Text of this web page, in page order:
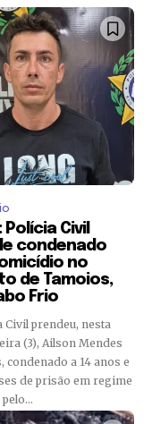
Polícia Civil
condenado
no
de Tamoios,
Frio
Civil prendeu, nesta
(3), Ailson Mendes
condenado a 14 anos e
de prisão em regime